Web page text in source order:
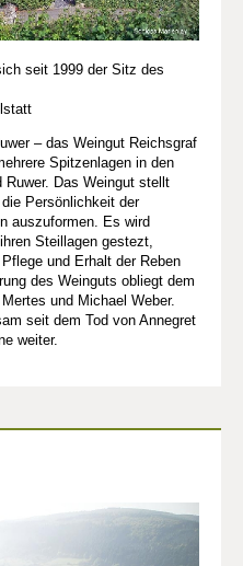
seit 1999 der Sitz des
– das Weingut Reichsgraf
Spitzenlagen in den
Das Weingut stellt
Persönlichkeit der
auszuformen. Es wird
Steillagen gestezt,
und Erhalt der Reben
des Weinguts obliegt dem
und Michael Weber.
seit dem Tod von Annegret
weiter.